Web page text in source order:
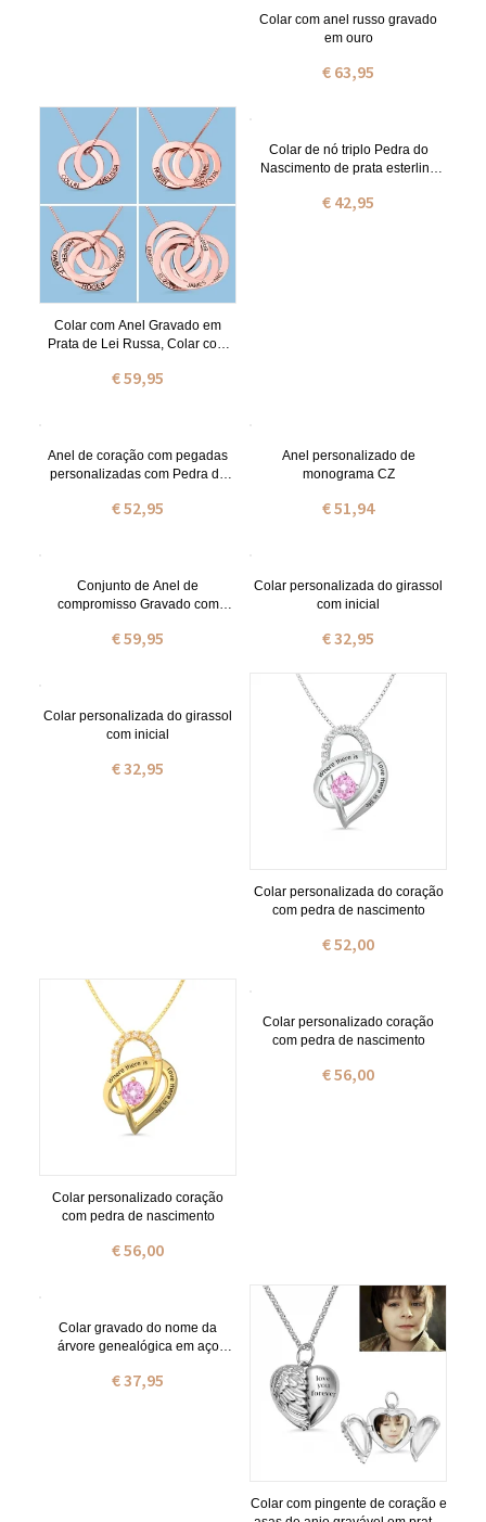
Colar com anel russo gravado
em ouro
€ 63,95
Colar com Anel Gravado em
Prata de Lei Russa, Colar com
€ 59,95
Colar de nó triplo Pedra do
Nascimento de prata esterlina
€ 42,95
Anel de coração com pegadas
personalizadas com Pedra do
€ 52,95
Anel personalizado de
monograma CZ
€ 51,94
Conjunto de Anel de
compromisso Gravado com
€ 59,95
Colar personalizada do girassol
com inicial
€ 32,95
Colar personalizada do girassol
com inicial
€ 32,95
Colar personalizada do coração
com pedra de nascimento
€ 52,00
Colar personalizado coração
com pedra de nascimento
€ 56,00
Colar personalizado coração
com pedra de nascimento
€ 56,00
Colar gravado do nome da
árvore genealógica em aço
€ 37,95
Colar com pingente de coração e